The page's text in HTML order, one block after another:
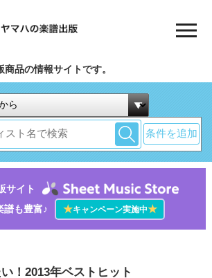
品の情報サイトです。
条件を追加
サイト
譜も豊富♪
★キャンペーン実施中★
！2013年ベストヒット